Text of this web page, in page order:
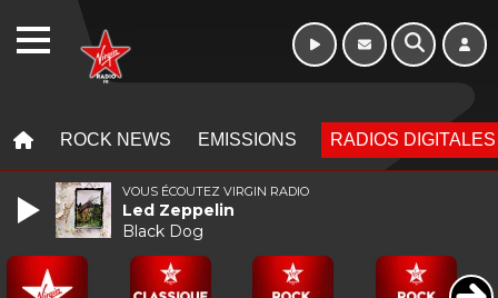
ROCK NEWS EMISSIONS RADIOS DIGITALES
VOUS ÉCOUTEZ VIRGIN RADIO
Led Zeppelin
Black Dog
WEBRADIO